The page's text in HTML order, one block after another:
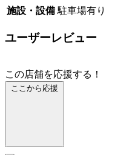
施設・設備 駐車場有り
ユーザーレビュー
この店舗を応援する！
ここから応援